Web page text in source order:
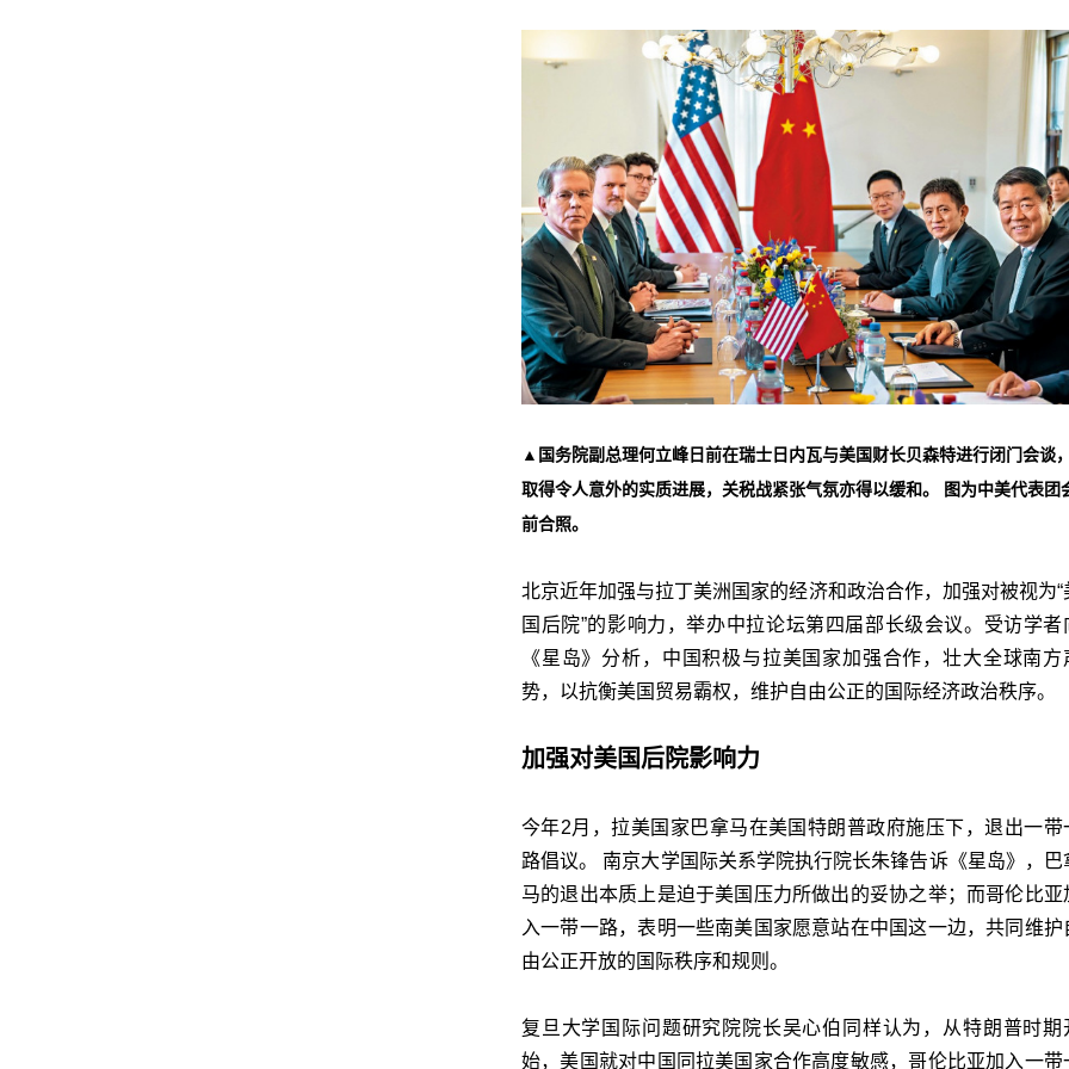
▲国务院副总理何立峰日前在瑞士日内瓦与美国财长贝森特进行闭门会谈
取得令人意外的实质进展，关税战紧张气氛亦得以缓和。 图为中美代表团
前合照。
北京近年加强与拉丁美洲国家的经济和政治合作，加强对被视为“
国后院”的影响力，举办中拉论坛第四届部长级会议。受访学者
《星岛》分析，中国积极与拉美国家加强合作，壮大全球南方
势，以抗衡美国贸易霸权，维护自由公正的国际经济政治秩序。
加强对美国后院影响力
今年2月，拉美国家巴拿马在美国特朗普政府施压下，退出一带
路倡议。 南京大学国际关系学院执行院长朱锋告诉《星岛》，巴
马的退出本质上是迫于美国压力所做出的妥协之举；而哥伦比亚
入一带一路，表明一些南美国家愿意站在中国这一边，共同维护
由公正开放的国际秩序和规则。
复旦大学国际问题研究院院长吴心伯同样认为，从特朗普时期
始，美国就对中国同拉美国家合作高度敏感，哥伦比亚加入一带